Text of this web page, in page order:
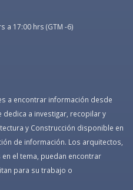
a 17:00 hrs (GTM -6)
a encontrar información desde
dedica a investigar, recopilar y
y Construcción disponible en
de información. Los arquitectos,
el tema, puedan encontrar
para su trabajo o